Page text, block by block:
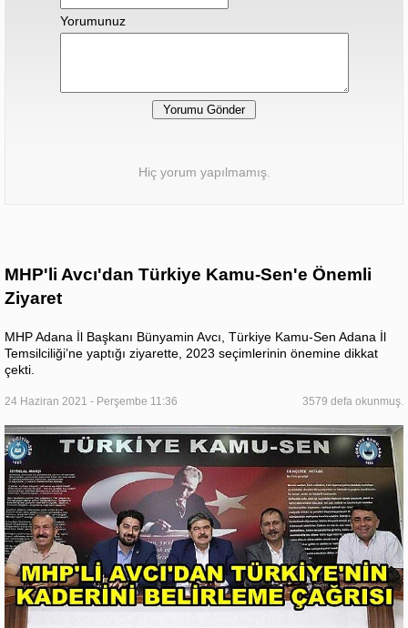
Yorumunuz
Hiç yorum yapılmamış.
MHP'li Avcı'dan Türkiye Kamu-Sen'e Önemli
Ziyaret
MHP Adana İl Başkanı Bünyamin Avcı, Türkiye Kamu-Sen Adana İl
Temsilciliği’ne yaptığı ziyarette, 2023 seçimlerinin önemine dikkat
çekti.
24 Haziran 2021 - Perşembe 11:36 3579 defa okunmuş.